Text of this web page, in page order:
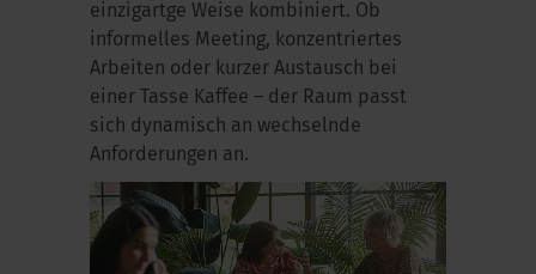
einzigartge Weise kombiniert. Ob
informelles Meeting, konzentriertes
Arbeiten oder kurzer Austausch bei
einer Tasse Kaffee – der Raum passt
sich dynamisch an wechselnde
Anforderungen an.